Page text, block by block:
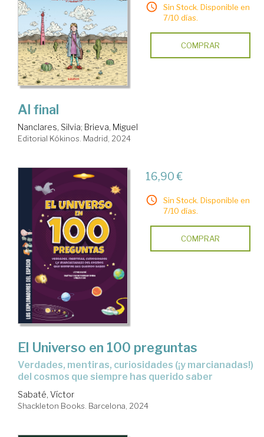
Sin Stock. Disponible en
7/10 días.
COMPRAR
Al final
Nanclares, Silvia; Brieva, Miguel
Editorial Kókinos. Madrid, 2024
16,90 €
Sin Stock. Disponible en
7/10 días.
COMPRAR
El Universo en 100 preguntas
verdades, mentiras, curiosidades (¡y marcianadas!)
del cosmos que siempre has querido saber
Sabaté, Víctor
Shackleton Books. Barcelona, 2024